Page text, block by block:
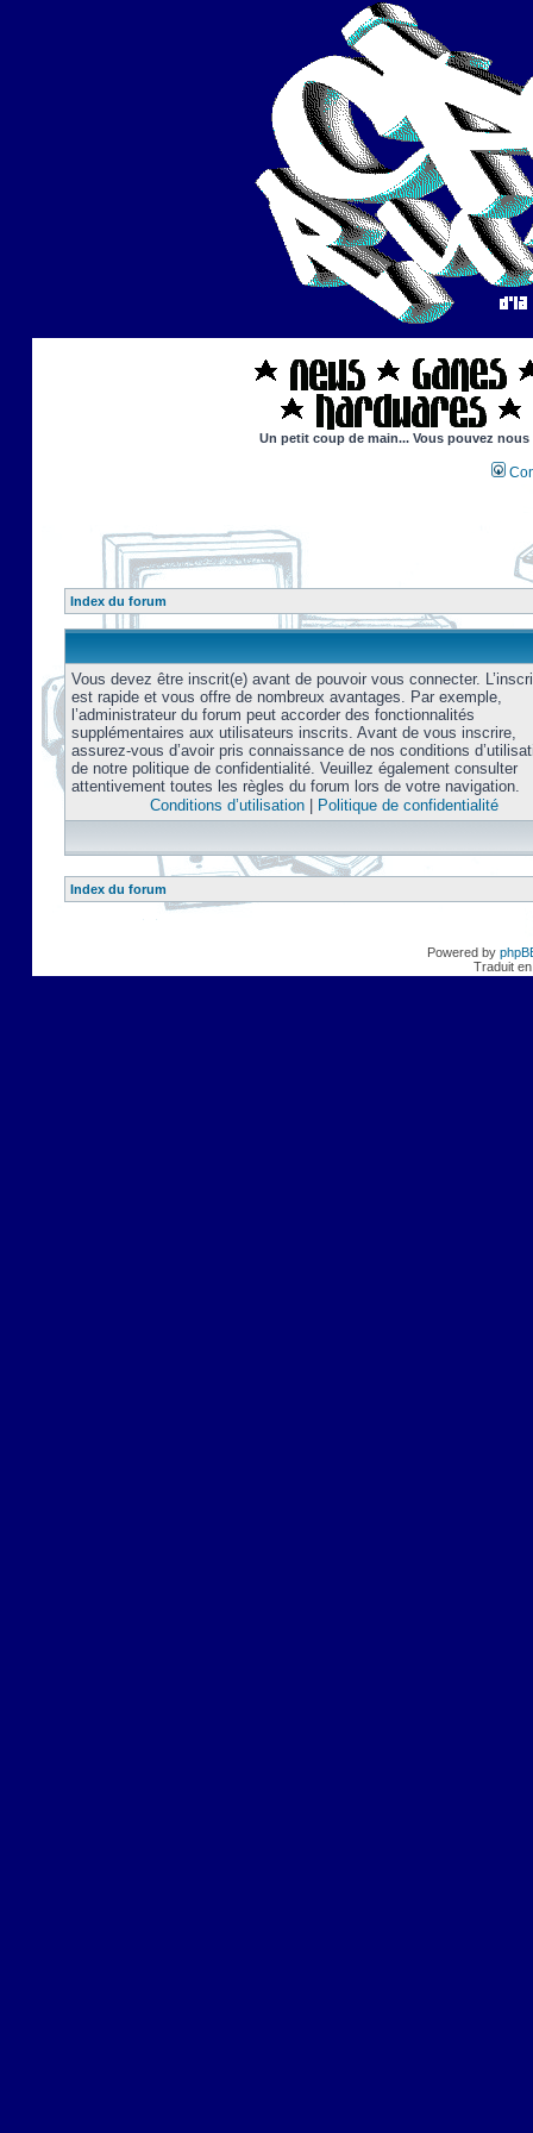
Un petit coup de main... Vous pouvez
Index du forum
Vous devez être inscrit(e) avant de pouvoir vous connecter.
est rapide et vous offre de nombreux avantages. Par exemple,
l’administrateur du forum peut accorder des fonctionnalités
supplémentaires aux utilisateurs inscrits. Avant de vous inscrire,
assurez-vous d’avoir pris connaissance de nos conditions
de notre politique de confidentialité. Veuillez également consulter
attentivement toutes les règles du forum lors de votre navigation.
Conditions d’utilisation| Politique de confidentialité
Index du forum
Powered by
Traduit